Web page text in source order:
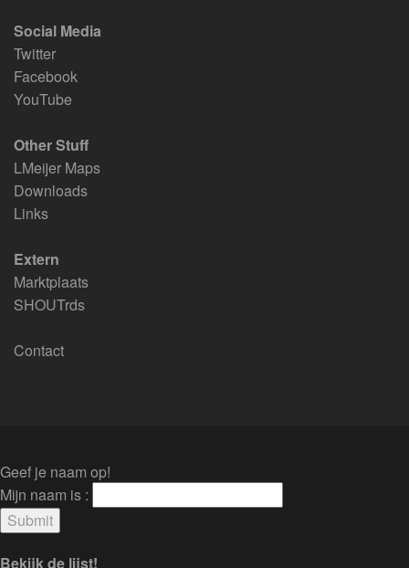
Social Media
Twitter
Facebook
YouTube
Other Stuff
LMeijer Maps
Downloads
Links
Extern
Marktplaats
SHOUTrds
Contact
Geef je naam op!
Mijn naam is :
Bekijk de lijst!